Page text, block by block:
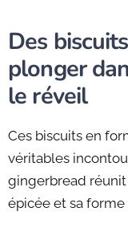
Des
plonger
le réveil
Ces biscuits en
véritables
gingerbread réunit
épicée et sa forme